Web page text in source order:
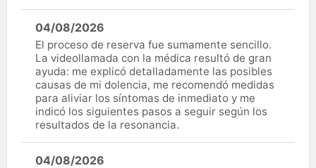
04/08/2026
El proceso de reserva fue sumamente sencillo.
La videollamada con la médica resultó de gran
ayuda: me explicó detalladamente las posibles
causas de mi dolencia, me recomendó medidas
para aliviar los síntomas de inmediato y me
indicó los siguientes pasos a seguir según los
resultados de la resonancia.
04/08/2026